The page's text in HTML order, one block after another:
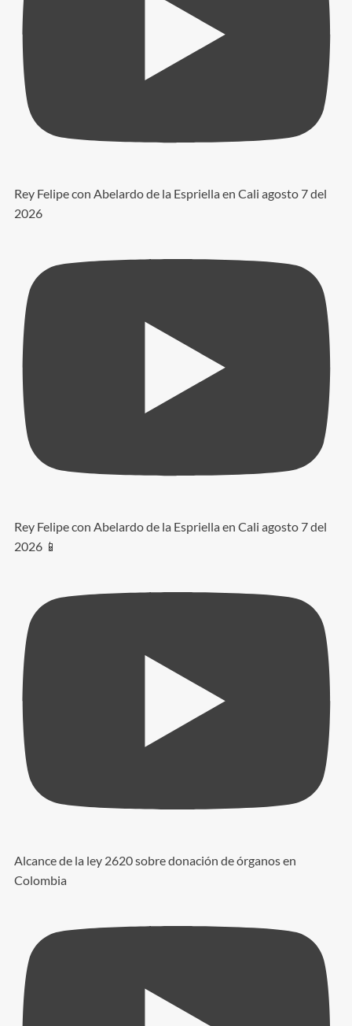
Rey Felipe con Abelardo de la Espriella en Cali agosto 7 del
2026
Rey Felipe con Abelardo de la Espriella en Cali agosto 7 del
2026 📱
Alcance de la ley 2620 sobre donación de órganos en
Colombia